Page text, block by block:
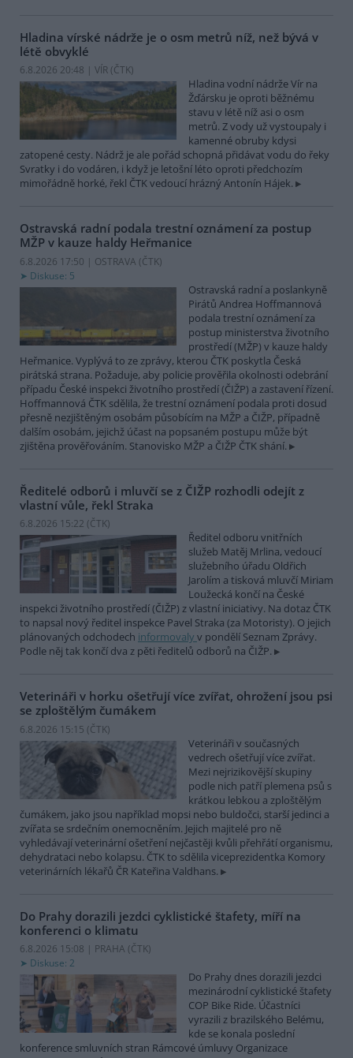
Hladina vírské nádrže je o osm metrů níž, než bývá v
létě obvyklé
6.8.2026 20:48 | VÍR (ČTK)
Hladina vodní nádrže Vír na
Žďársku je oproti běžnému
stavu v létě níž asi o osm
metrů. Z vody už vystoupaly i
kamenné obruby kdysi
zatopené cesty. Nádrž je ale pořád schopná přidávat vodu do řeky
Svratky i do vodáren, i když je letošní léto oproti předchozím
mimořádně horké, řekl ČTK vedoucí hrázný Antonín Hájek.
Ostravská radní podala trestní oznámení za postup
MŽP v kauze haldy Heřmanice
6.8.2026 17:50 | OSTRAVA (ČTK)
Diskuse: 5
Ostravská radní a poslankyně
Pirátů Andrea Hoffmannová
podala trestní oznámení za
postup ministerstva životního
prostředí (MŽP) v kauze haldy
Heřmanice. Vyplývá to ze zprávy, kterou ČTK poskytla Česká
pirátská strana. Požaduje, aby policie prověřila okolnosti odebrání
případu České inspekci životního prostředí (ČIŽP) a zastavení řízení.
Hoffmannová ČTK sdělila, že trestní oznámení podala proti dosud
přesně nezjištěným osobám působícím na MŽP a ČIŽP, případně
dalším osobám, jejichž účast na popsaném postupu může být
zjištěna prověřováním. Stanovisko MŽP a ČIŽP ČTK shání.
Ředitelé odborů i mluvčí se z ČIŽP rozhodli odejít z
vlastní vůle, řekl Straka
6.8.2026 15:22 (ČTK)
Ředitel odboru vnitřních
služeb Matěj Mrlina, vedoucí
služebního úřadu Oldřich
Jarolím a tisková mluvčí Miriam
Loužecká končí na České
inspekci životního prostředí (ČIŽP) z vlastní iniciativy. Na dotaz ČTK
to napsal nový ředitel inspekce Pavel Straka (za Motoristy). O jejich
plánovaných odchodech informovaly v pondělí Seznam Zprávy.
Podle něj tak končí dva z pěti ředitelů odborů na ČIŽP.
Veterináři v horku ošetřují více zvířat, ohrožení jsou psi
se zploštělým čumákem
6.8.2026 15:15 (ČTK)
Veterináři v současných
vedrech ošetřují více zvířat.
Mezi nejrizikovější skupiny
podle nich patří plemena psů s
krátkou lebkou a zploštělým
čumákem, jako jsou například mopsi nebo buldočci, starší jedinci a
zvířata se srdečním onemocněním. Jejich majitelé pro ně
vyhledávají veterinární ošetření nejčastěji kvůli přehřátí organismu,
dehydrataci nebo kolapsu. ČTK to sdělila viceprezidentka Komory
veterinárních lékařů ČR Kateřina Valdhans.
Do Prahy dorazili jezdci cyklistické štafety, míří na
konferenci o klimatu
6.8.2026 15:08 | PRAHA (ČTK)
Diskuse: 2
Do Prahy dnes dorazili jezdci
mezinárodní cyklistické štafety
COP Bike Ride. Účastníci
vyrazili z brazilského Belému,
kde se konala poslední
konference smluvních stran Rámcové úmluvy Organizace